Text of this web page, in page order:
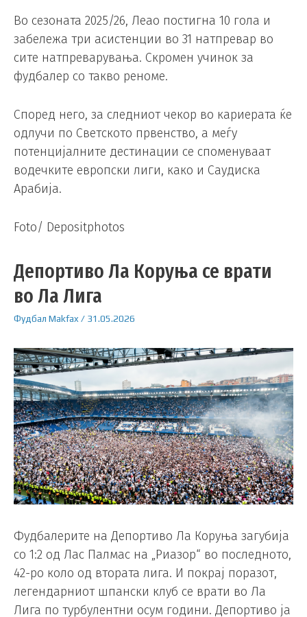
Во сезоната 2025/26, Леао постигна 10 гола и
забележа три асистенции во 31 натпревар во
сите натпреварувања. Скромен учинок за
фудбалер со такво реноме.
Според него, за следниот чекор во кариерата ќе
одлучи по Светското првенство, а меѓу
потенцијалните дестинации се споменуваат
водечките европски лиги, како и Саудиска
Арабија.
Foto/ Depositphotos
Депортиво Ла Коруња се врати
во Ла Лига
Фудбал Makfax/ 31.05.2026
Фудбалерите на Депортиво Ла Коруња загубија
со 1:2 од Лас Палмас на „Риазор“ во последното,
42-ро коло од втората лига. И покрај поразот,
легендарниот шпански клуб се врати во Ла
Лига по турбулентни осум години. Депортиво ја